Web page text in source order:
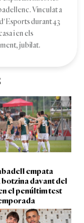
Vinculat a
durant 43
i en els
jubilat.
empata
botzina davant del
el penúltim test